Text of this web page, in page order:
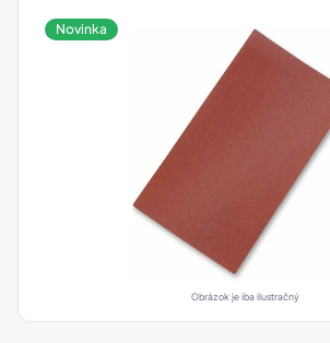
Novinka
Obrázok je iba ilustračný